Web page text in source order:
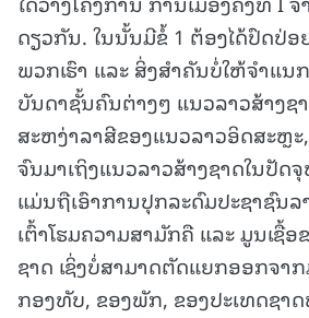
ດຽວກັນ. ໃນນັ້ນມີຂໍ້ 1 ຕ້ອງໄດ້ປົດປ່ອ
ພວກເຮົາ ແລະ ສິ່ງສໍາຄັນບໍ່ໃຫ້ຈຳແນ
ບັນດາຊັ້ນຄົນຕ່າງໆ ແນວລາວສ້າງຊ
ສະຫງ່າລາສີຂອງແນວລາວອິດສະຫຼ
ຈົນມາເຖິງແນວລາວສ້າງຊາດໃນປັດ
ແມ່ນຖືເອົາການປຸກລະດົມປະຊາຊົນລ
ເຕົ້າໂຮມຄວາມສາມັກຄື ແລະ ມູນເຊື້
ຊາດ ເຊິ່ງບໍ່ສາມາດຕັດແຍກອອກຈາ
ກອງທັບ, ຂອງພັກ, ຂອງປະເທດຊາດ